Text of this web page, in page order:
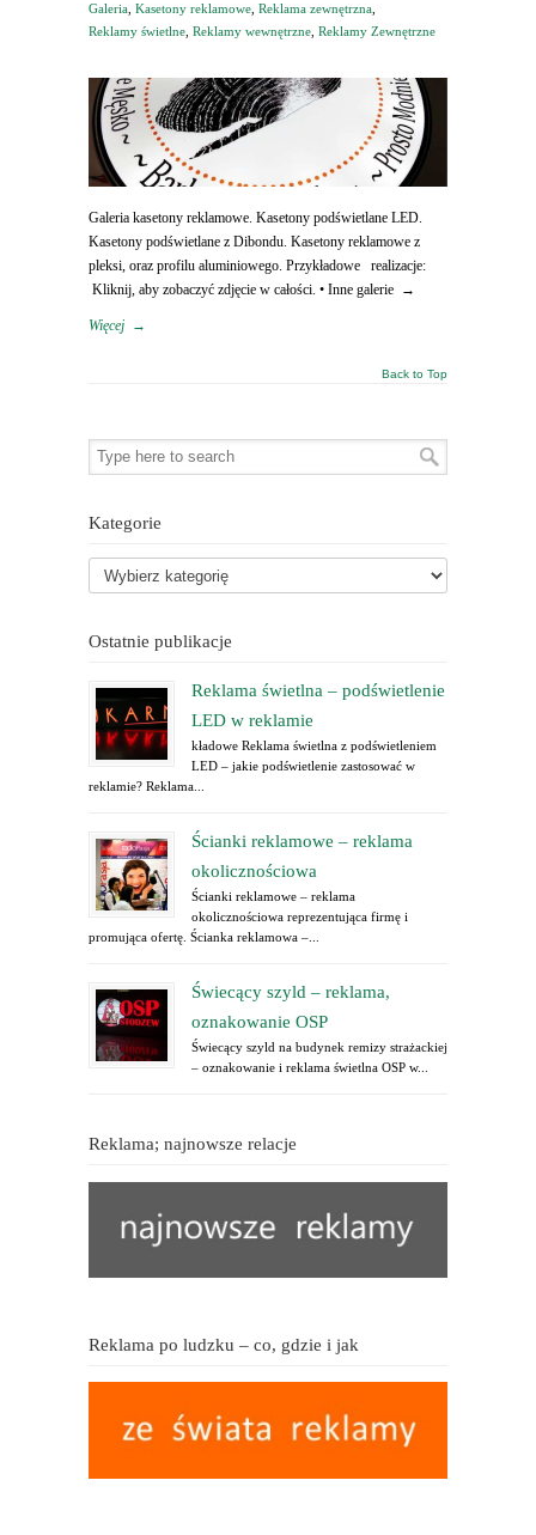
Galeria Kasetony reklamowe Reklama zewnętrzna
Reklamy świetlne Reklamy wewnętrzne Reklamy Zewnętrzne
Galeria kasetony reklamowe. Kasetony podświetlane LED.
Kasetony podświetlane z Dibondu. Kasetony reklamowe z
pleksi, oraz profilu aluminiowego. Przykładowe realizacje:
Kliknij, aby zobaczyć zdjęcie w całości. • Inne galerie →
Więcej →
Back to Top
Kategorie
Ostatnie publikacje
Reklama świetlna – podświetlenie
LED w reklamie
kładowe Reklama świetlna z podświetleniem
LED – jakie podświetlenie zastosować w
reklamie? Reklama...
Ścianki reklamowe – reklama
okolicznościowa
Ścianki reklamowe – reklama
okolicznościowa reprezentująca firmę i
promująca ofertę. Ścianka reklamowa –...
Świecący szyld – reklama,
oznakowanie OSP
Świecący szyld na budynek remizy strażackiej
– oznakowanie i reklama świetlna OSP w...
Reklama; najnowsze relacje
Reklama po ludzku – co, gdzie i jak